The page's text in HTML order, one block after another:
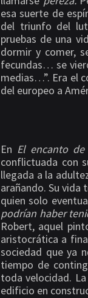
esa suerte de
del triunfo del
pruebas de una
dormir y comer,
fecundas… se
medias…”. Era el
del europeo a
En El encanto
conflictuada con
llegada a la
arañando. Su vida
quien solo
podrían haber
Robert, aquel
aristocrática a
sociedad que ya
tiempo de
toda velocidad.
edificio en